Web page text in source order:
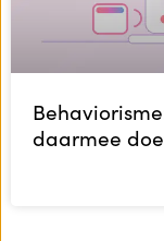
daarmee